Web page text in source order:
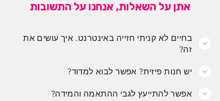
אתן על השאלות, אנחנו על התשובות
בחיים לא קניתי חזייה באינטרנט. איך עושים את
זה?
יש חנות פיזית? אפשר לבוא למדוד?
אפשר להתייעץ לגבי ההתאמה והמידה?